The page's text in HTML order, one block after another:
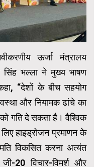
ऊर्जा मंत्रालय
भल्ला ने मुख्य भाषण
“देशों के बीच सहयोग
और नियामक ढांचे का
को गति दे सकता है। वैश्विक
हाइड्रोजन प्रमाणन के
विकसित करना अत्यंत
20 विचार-विमर्श और